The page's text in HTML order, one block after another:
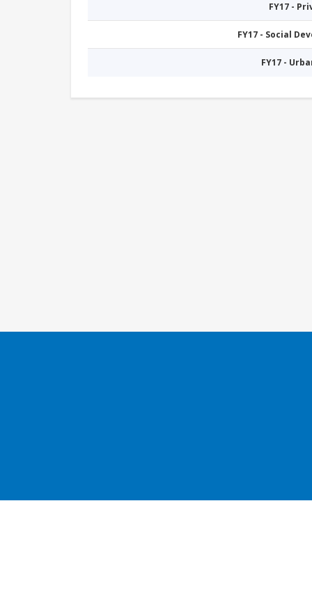
FY17 -
FY17 - Social
FY17 -